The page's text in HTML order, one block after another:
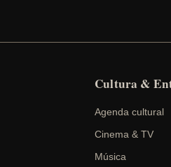
Cultura &
Agenda cultural
Cinema & TV
Música